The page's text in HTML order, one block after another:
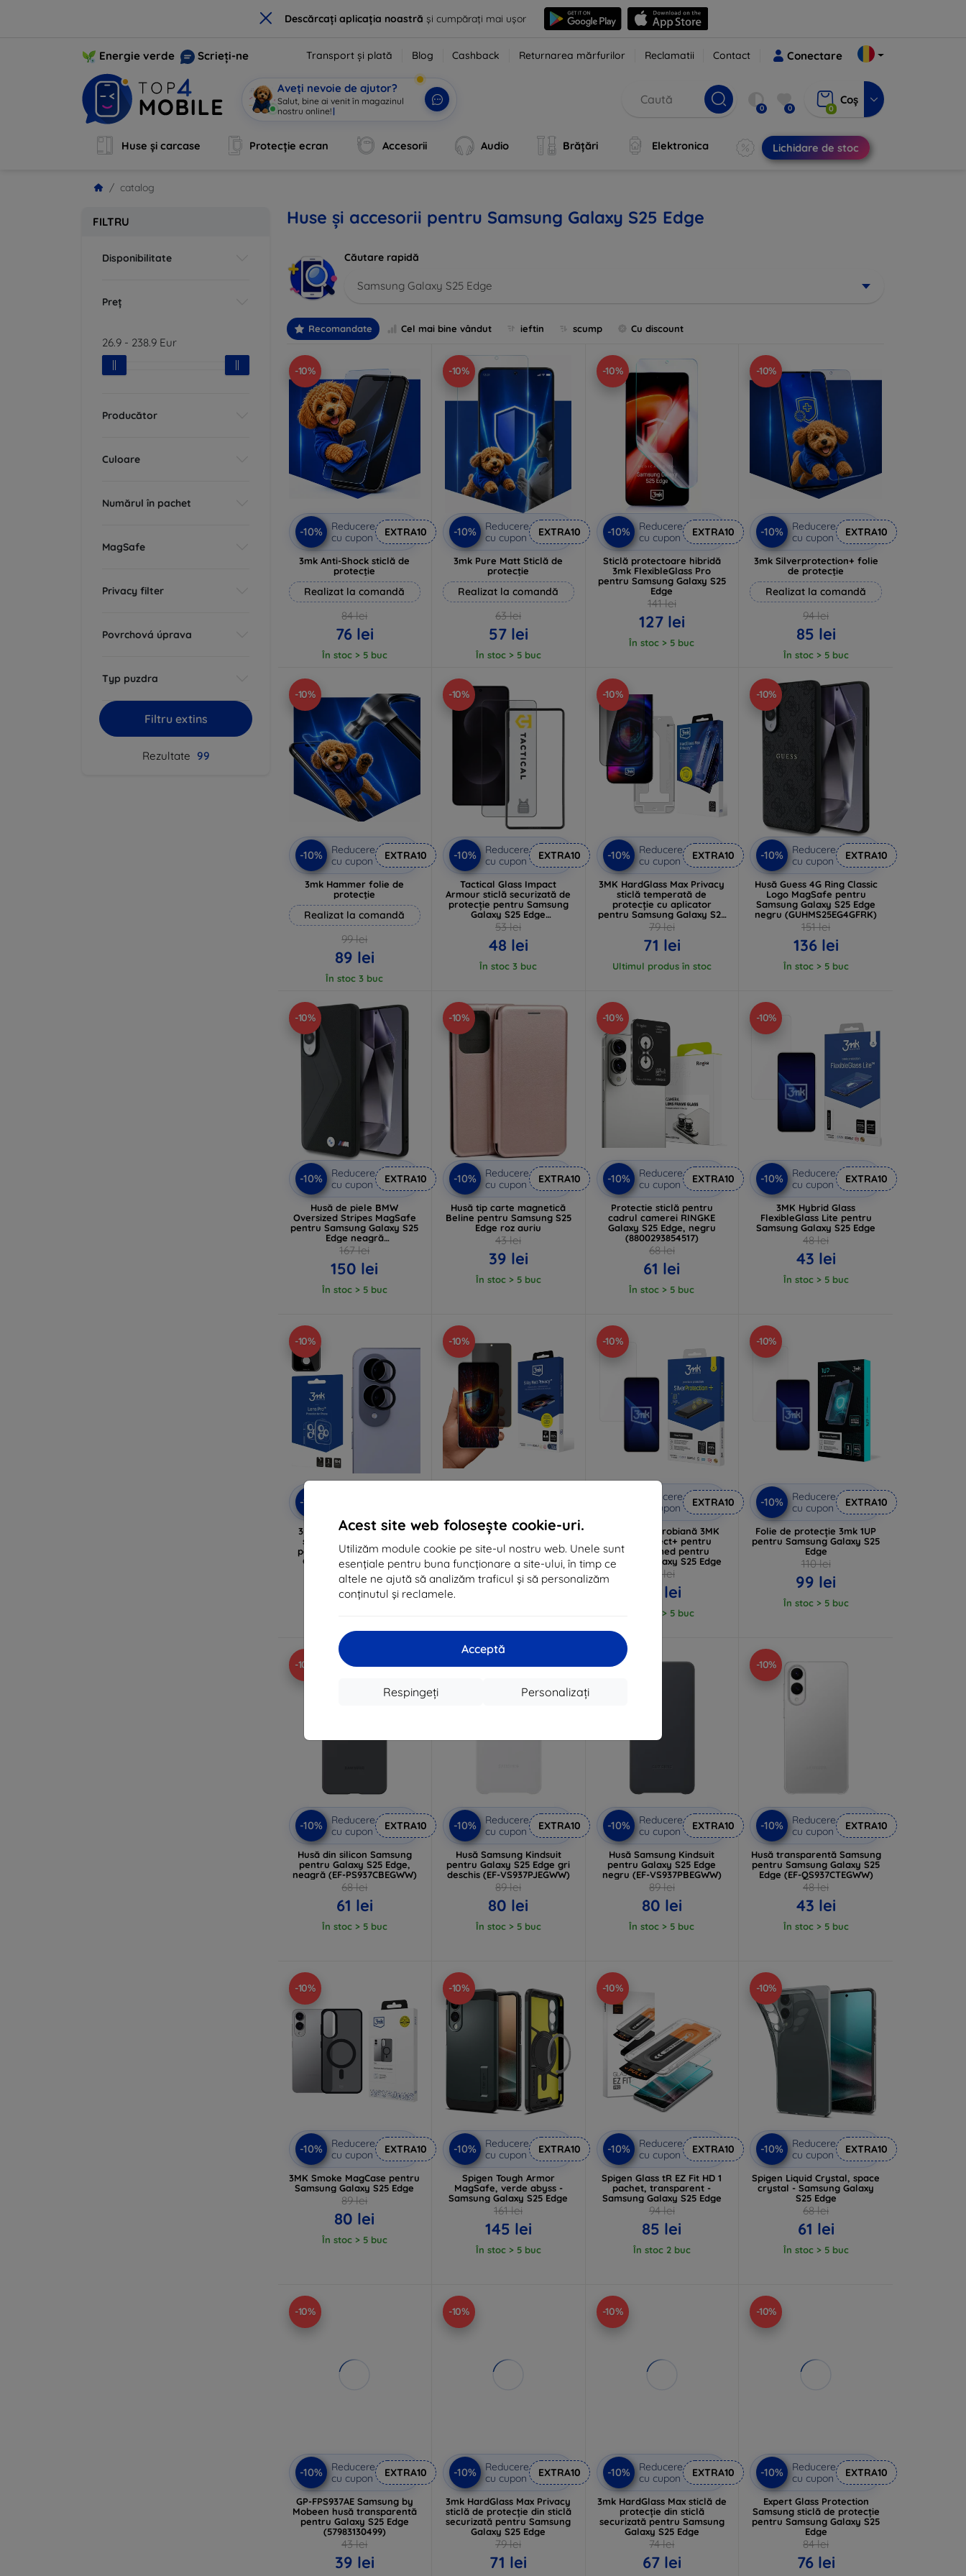
× Descărcați aplicația noastră și cumpărați mai ușor
Acest site web folosește cookie-uri.
Utilizăm module cookie pe site-ul nostru web. Unele sunt
esențiale pentru buna funcționare a site-ului, în timp ce
altele ne ajută să analizăm traficul și să personalizăm
conținutul și reclamele.
Acceptă
Personalizați
Respingeți
Energie verde Scrieți-ne Transport și plată Blog Cashback Returnarea mărfurilor Reclamatii Contact Conectare
Aveți nevoie de ajutor?
Salut, bine ai venit în magazin| 0 0 0
Coș
Huse și carcase Protecție ecran Accesorii Audio Brățări Elektronica Lichidare de stoc
catalog
FILTRU
Disponibilitate
Preț
26.9 - 238.9 Eur
Producător
Culoare
Numărul în pachet
MagSafe
Privacy filter
Povrchová úprava
Typ puzdra
Filtru extins
Rezultate 99
Huse și accesorii pentru Samsung Galaxy S25 Edge
Căutare rapidă
Samsung Galaxy S25 Edge
Recomandate Cel mai bine vândut ieftin scump Cu discount
-10%
-10%
Reducere
cu cupon
EXTRA10
3mk Anti-Shock sticlă de
protecție
Realizat la comandă
84 lei
76 lei
În stoc > 5 buc
-10%
-10%
Reducere
cu cupon
EXTRA10
3mk Pure Matt Sticlă de
protecție
Realizat la comandă
63 lei
57 lei
În stoc > 5 buc
-10%
-10%
Reducere
cu cupon
EXTRA10
Sticlă protectoare hibridă
3mk FlexibleGlass Pro
pentru Samsung Galaxy S25
Edge
141 lei
127 lei
În stoc > 5 buc
-10%
-10%
Reducere
cu cupon
EXTRA10
3mk Silverprotection+ folie
de protecție
Realizat la comandă
94 lei
85 lei
În stoc > 5 buc
-10%
-10%
Reducere
cu cupon
EXTRA10
3mk Hammer folie de
protecție
Realizat la comandă
99 lei
89 lei
În stoc 3 buc
-10%
-10%
Reducere
cu cupon
EXTRA10
Tactical Glass Impact
Armour sticlă securizată de
protecție pentru Samsung
Galaxy S25 Edge
(57983125574)
53 lei
48 lei
În stoc 3 buc
-10%
-10%
Reducere
cu cupon
EXTRA10
3MK HardGlass Max Privacy
sticlă temperată de
protecție cu aplicator
pentru Samsung Galaxy S25
Edge
79 lei
71 lei
Ultimul produs în stoc
-10%
-10%
Reducere
cu cupon
EXTRA10
Husă Guess 4G Ring Classic
Logo MagSafe pentru
Samsung Galaxy S25 Edge
negru (GUHMS25EG4GFRK)
151 lei
136 lei
În stoc > 5 buc
-10%
-10%
Reducere
cu cupon
EXTRA10
Husă de piele BMW
Oversized Stripes MagSafe
pentru Samsung Galaxy S25
Edge neagră
(BMHMPS25E24PUOCSK)
167 lei
150 lei
În stoc > 5 buc
-10%
-10%
Reducere
cu cupon
EXTRA10
Husă tip carte magnetică
Beline pentru Samsung S25
Edge roz auriu
43 lei
39 lei
În stoc > 5 buc
-10%
-10%
Reducere
cu cupon
EXTRA10
Protectie sticlă pentru
cadrul camerei RINGKE
Galaxy S25 Edge, negru
(8800293854517)
68 lei
61 lei
În stoc > 5 buc
-10%
-10%
Reducere
cu cupon
EXTRA10
3MK Hybrid Glass
FlexibleGlass Lite pentru
Samsung Galaxy S25 Edge
48 lei
43 lei
În stoc > 5 buc
-10%
-10%
3MK Lens Protection Pro
sticlă protecție neagră
pentru camera Samsung
Galaxy S25 Edge, 1 buc
58 lei
52 lei
-10%
Folie de protecție 3MK Silky
Samsung Galaxy S25 Edge
74 lei
67 lei
-10%
Reducere
cu cupon
EXTRA10
Folie antimicrobiană 3MK
SilverProtect+ pentru
montaj umed pentru
Samsung Galaxy S25 Edge
63 lei
57 lei
În stoc > 5 buc
-10%
-10%
Reducere
cu cupon
EXTRA10
Folie de protecție 3mk 1UP
pentru Samsung Galaxy S25
Edge
110 lei
99 lei
În stoc > 5 buc
-10%
-10%
Reducere
cu cupon
EXTRA10
Husă din silicon Samsung
pentru Galaxy S25 Edge,
neagră (EF-PS937CBEGWW)
68 lei
61 lei
În stoc > 5 buc
-10%
-10%
Reducere
cu cupon
EXTRA10
Husă Samsung Kindsuit
pentru Galaxy S25 Edge gri
deschis (EF-VS937PJEGWW)
89 lei
80 lei
În stoc > 5 buc
-10%
-10%
Reducere
cu cupon
EXTRA10
Husă Samsung Kindsuit
pentru Galaxy S25 Edge
negru (EF-VS937PBEGWW)
89 lei
80 lei
În stoc > 5 buc
-10%
-10%
Reducere
cu cupon
EXTRA10
Husă transparentă Samsung
pentru Samsung Galaxy S25
Edge (EF-QS937CTEGWW)
48 lei
43 lei
În stoc > 5 buc
-10%
-10%
Reducere
cu cupon
EXTRA10
3MK Smoke MagCase pentru
Samsung Galaxy S25 Edge
89 lei
80 lei
În stoc > 5 buc
-10%
-10%
Reducere
cu cupon
EXTRA10
Spigen Tough Armor
MagSafe, verde abyss -
Samsung Galaxy S25 Edge
161 lei
145 lei
În stoc > 5 buc
-10%
-10%
Reducere
cu cupon
EXTRA10
Spigen Glass tR EZ Fit HD 1
pachet, transparent -
Samsung Galaxy S25 Edge
94 lei
85 lei
În stoc 2 buc
-10%
-10%
Reducere
cu cupon
EXTRA10
Spigen Liquid Crystal, space
crystal - Samsung Galaxy
S25 Edge
68 lei
61 lei
În stoc > 5 buc
-10%
-10%
Reducere
cu cupon
EXTRA10
GP-FPS937AE Samsung by
Mobeen husă transparentă
pentru Galaxy S25 Edge
(57983130499)
43 lei
39 lei
-10%
-10%
Reducere
cu cupon
EXTRA10
3mk HardGlass Max Privacy
sticlă de protecție din sticlă
securizată pentru Samsung
Galaxy S25 Edge
79 lei
71 lei
-10%
-10%
Reducere
cu cupon
EXTRA10
3mk HardGlass Max sticlă de
protecție din sticlă
securizată pentru Samsung
Galaxy S25 Edge
74 lei
67 lei
-10%
-10%
Reducere
cu cupon
EXTRA10
Expert Glass Protection
Samsung sticlă de protecție
pentru Samsung Galaxy S25
Edge
84 lei
76 lei